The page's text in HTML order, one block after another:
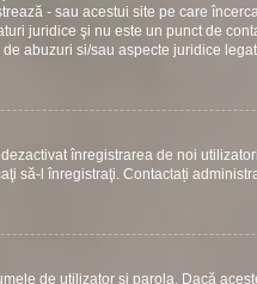
- sau acestui site pe care
juridice şi nu este un punct de
abuzuri si/sau aspecte juridice
înregistrarea de noi
să-l înregistraţi. Contactați
de utilizator şi parola. Dacă